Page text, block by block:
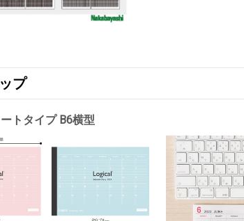
プ
トタイプ B6横型